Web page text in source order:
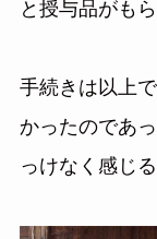
と授与品がもら
手続きは以上
かったのであ
っけなく感じ